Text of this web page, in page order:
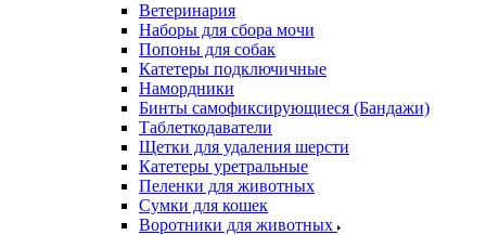
Ветеринария
Наборы для сбора мочи
Попоны для собак
Катетеры подключичные
Намордники
Бинты самофиксирующиеся (Бандажи)
Таблеткодаватели
Щетки для удаления шерсти
Катетеры уретральные
Пеленки для животных
Сумки для кошек
Воротники для животных